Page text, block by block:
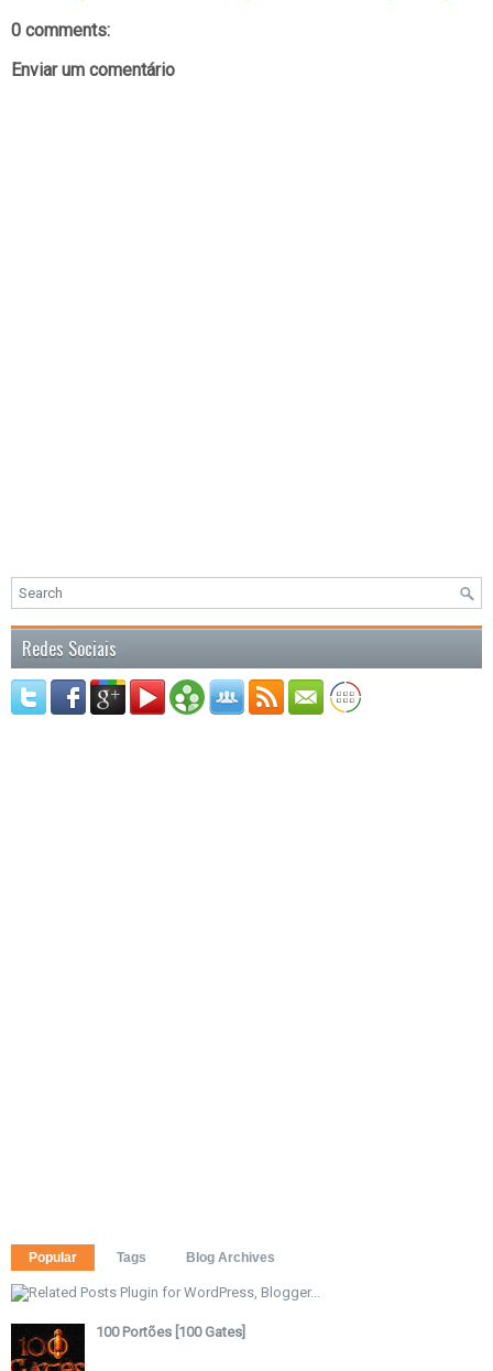
0 comments:
Enviar um comentário
Redes Sociais
Popular Tags Blog Archives
100 Portões [100 Gates]